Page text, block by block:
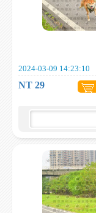
2024-03-09 14:23:10
NT 29